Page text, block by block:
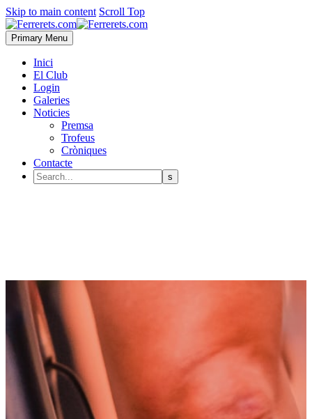
Skip to main content Scroll Top
Primary Menu
Inici
El Club
Login
Galeries
Noticies
Premsa
Trofeus
Cròniques
Contacte